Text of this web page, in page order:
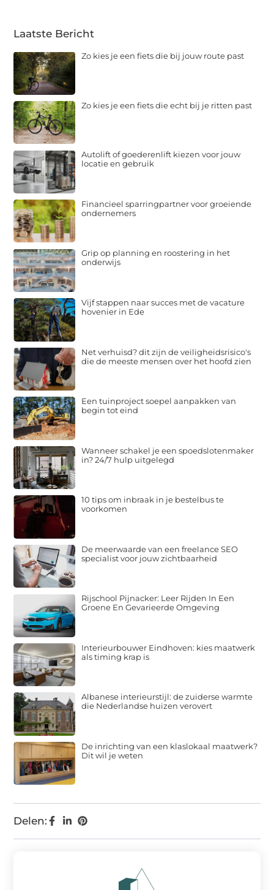
Delen:
Laatste Bericht
Zo kies je een fiets die bij jouw route past
Zo kies je een fiets die echt bij je ritten past
Autolift of goederenlift kiezen voor jouw
locatie en gebruik
Financieel sparringpartner voor groeiende
ondernemers
Grip op planning en roostering in het
onderwijs
Vijf stappen naar succes met de vacature
hovenier in Ede
Net verhuisd? dit zijn de veiligheidsrisico's
die de meeste mensen over het hoofd zien
Een tuinproject soepel aanpakken van
begin tot eind
Wanneer schakel je een spoedslotenmaker
in? 24/7 hulp uitgelegd
10 tips om inbraak in je bestelbus te
voorkomen
De meerwaarde van een freelance SEO
specialist voor jouw zichtbaarheid
Rijschool Pijnacker: Leer Rijden In Een
Groene En Gevarieerde Omgeving
Interieurbouwer Eindhoven: kies maatwerk
als timing krap is
Albanese interieurstijl: de zuiderse warmte
die Nederlandse huizen verovert
De inrichting van een klaslokaal maatwerk?
Dit wil je weten